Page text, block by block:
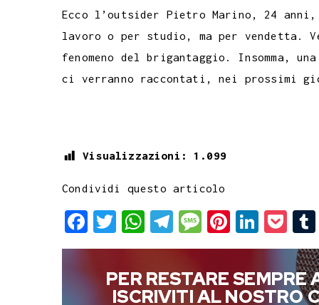
Ecco l’outsider Pietro Marino, 24
lavoro o per studio, ma per vendetta.
fenomeno del brigantaggio. Insomma,
ci verranno raccontati, nei prossimi
Visualizzazioni: 1.099
Condividi questo articolo
F
a
e
T
w
i
t
W
h
a
t
T
e
l
e
M
e
s
s
P
i
n
t
L
i
n
k
o
c
k
PER RESTARE
ISCRIVITI AL NOSTRO